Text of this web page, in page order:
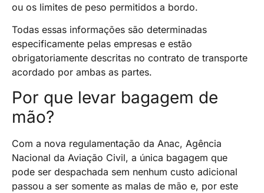
ou os limites de peso permitidos a bordo.
Todas essas informações são determinadas
especificamente pelas empresas e estão
obrigatoriamente descritas no contrato de transporte
acordado por ambas as partes.
Por que levar bagagem de
mão?
Com a nova regulamentação da Anac, Agência
Nacional da Aviação Civil, a única bagagem que
pode ser despachada sem nenhum custo adicional
passou a ser somente as malas de mão e, por este